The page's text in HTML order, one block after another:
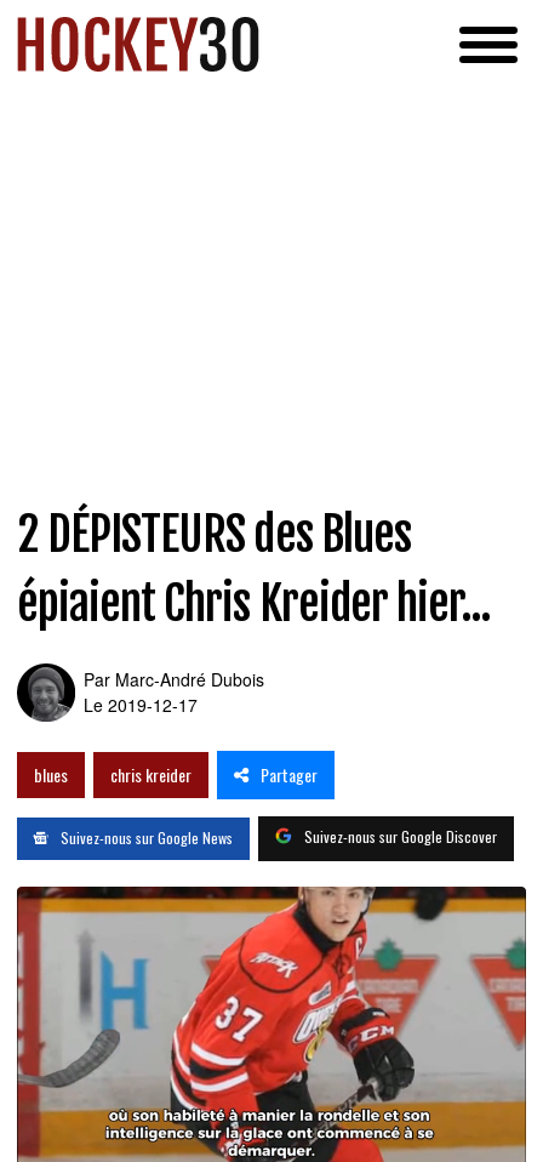
2 DÉPISTEURS des Blues
épiaient Chris Kreider hier...
Par Marc-André Dubois
Le 2019-12-17
blues chris kreider Partager
Suivez-nous sur Google News Suivez-nous sur Google Discover